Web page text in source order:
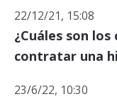
22/12/21, 15:08
¿Cuáles son
contratar una
23/6/22, 10:30